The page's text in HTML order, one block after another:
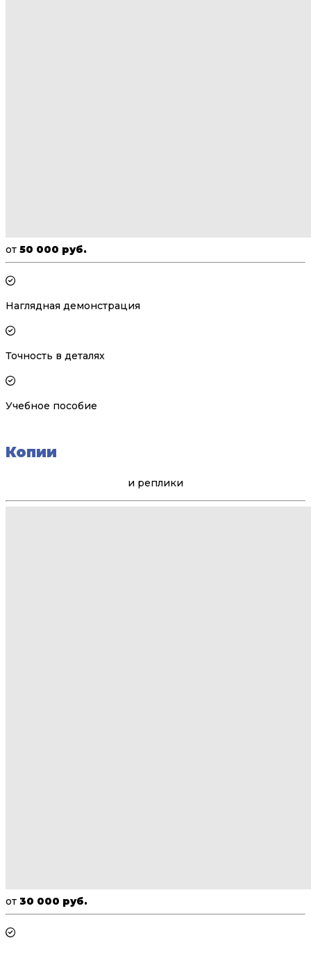
от 50 000 руб.
Наглядная демонстрация
Точность в деталях
Учебное пособие
Копии
и реплики
от 30 000 руб.